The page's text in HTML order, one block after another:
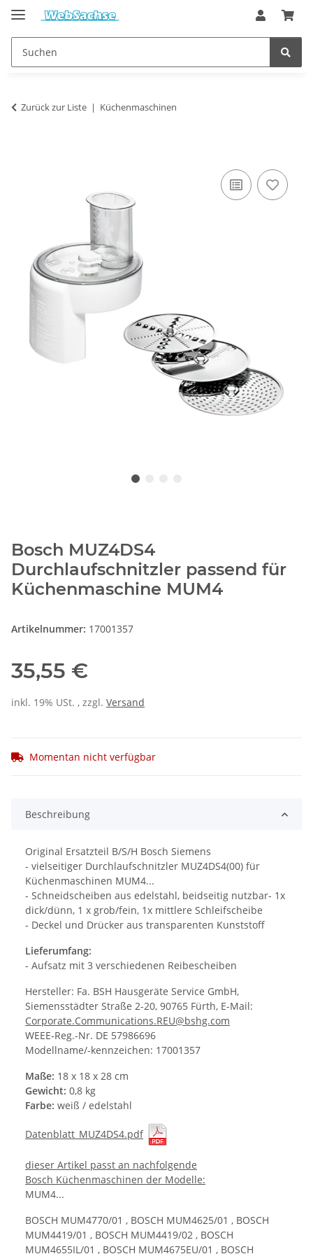
Zurück zur Liste Küchenmaschinen
Bosch MUZ4DS4
Durchlaufschnitzler passend für
Küchenmaschine MUM4
Artikelnummer: 17001357
35,55 €
inkl. 19% USt. , zzgl. Versand
Momentan nicht verfügbar
Beschreibung
Original Ersatzteil B/S/H Bosch Siemens
- vielseitiger Durchlaufschnitzler MUZ4DS4(00) für
Küchenmaschinen MUM4...
- Schneidscheiben aus edelstahl, beidseitig nutzbar- 1x
dick/dünn, 1 x grob/fein, 1x mittlere Schleifscheibe
- Deckel und Drücker aus transparenten Kunststoff
Lieferumfang:
- Aufsatz mit 3 verschiedenen Reibescheiben
Hersteller: Fa. BSH Hausgeräte Service GmbH,
Siemensstädter Straße 2-20, 90765 Fürth, E-Mail:
Corporate.Communications.REU@bshg.com
WEEE-Reg.-Nr. DE 57986696
Modellname/-kennzeichen: 17001357
Maße: 18 x 18 x 28 cm
Gewicht: 0,8 kg
Farbe: weiß / edelstahl
Datenblatt_MUZ4DS4.pdf
dieser Artikel passt an nachfolgende
Bosch Küchenmaschinen der Modelle:
MUM4...
BOSCH MUM4770/01 , BOSCH MUM4625/01 , BOSCH
MUM4419/01 , BOSCH MUM4419/02 , BOSCH
MUM4655IL/01 , BOSCH MUM4675EU/01 , BOSCH